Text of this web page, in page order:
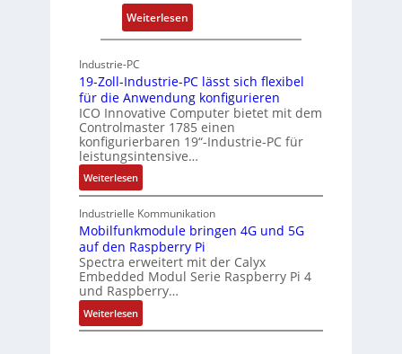
r
c
t
e
k
t
u
Weiterlesen:
P
s
i
c
a
I
a
n
d
Industrie-PC
19-Zoll-Industrie-PC lässt sich flexibel
für die Anwendung konfigurieren
ICO Innovative Computer bietet mit dem
Controlmaster 1785 einen
konfigurierbaren 19“-Industrie-PC für
leistungsintensive…
Weiterlesen:
1
9
-
Z
o
l
l
-
I
Industrielle Kommunikation
Mobilfunkmodule bringen 4G und 5G
auf den Raspberry Pi
Spectra erweitert mit der Calyx
Embedded Modul Serie Raspberry Pi 4
und Raspberry…
Weiterlesen:
M